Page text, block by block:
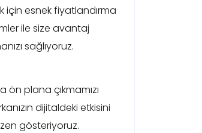
için esnek fiyatlandırma
ile size avantaj
sağlıyoruz.
ön plana çıkmamızı
dijitaldeki etkisini
gösteriyoruz.